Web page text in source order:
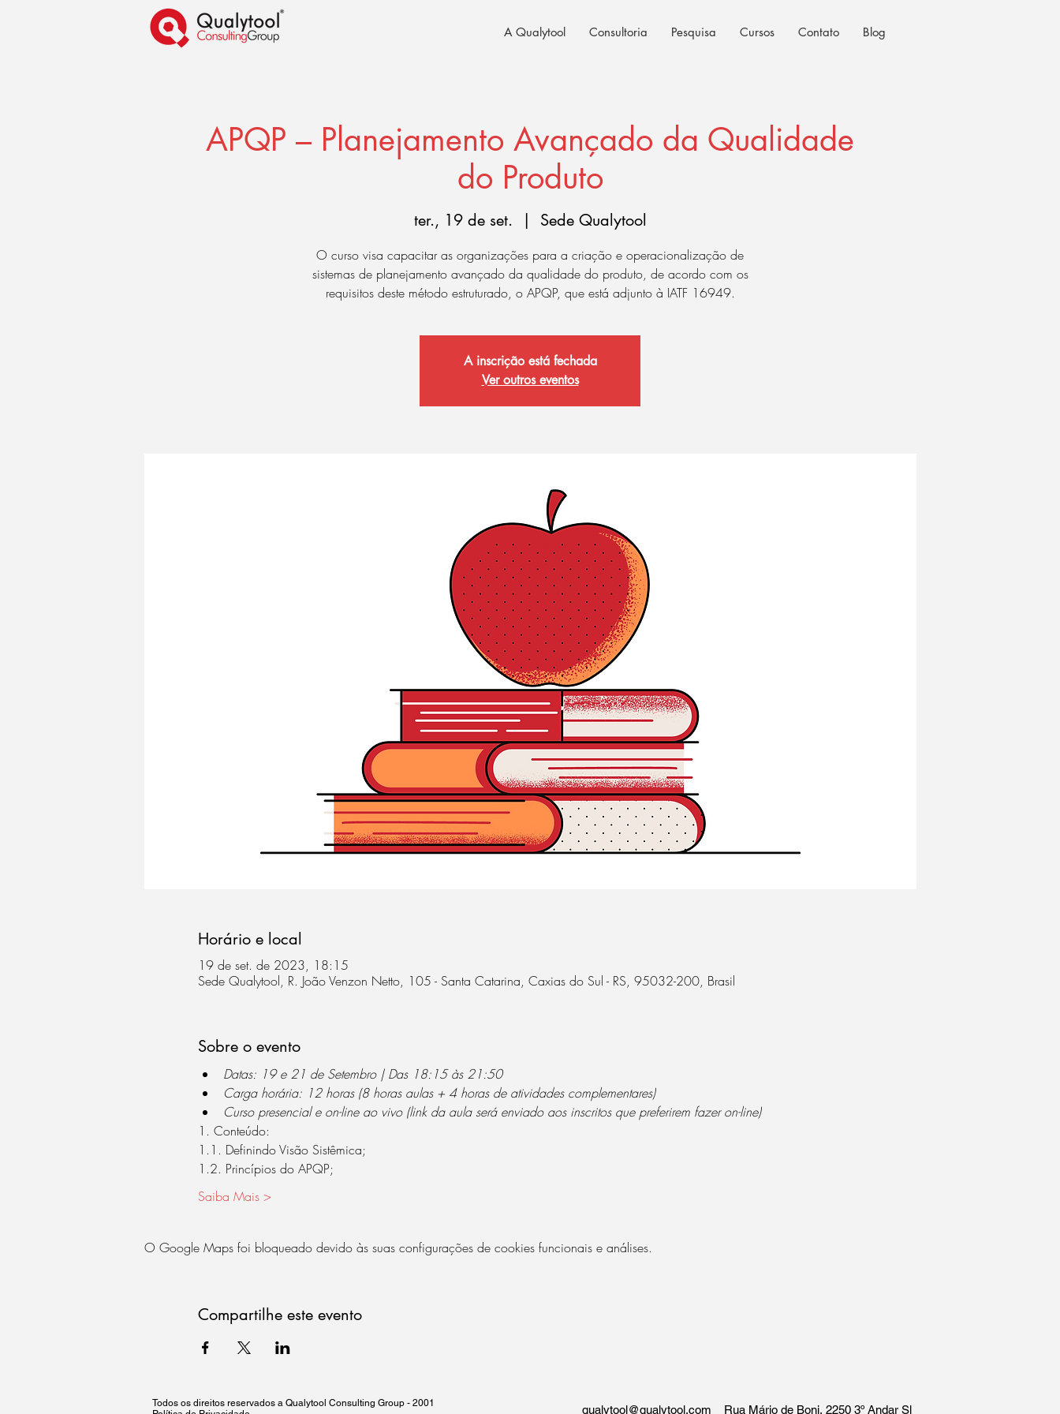
A Qualytool Consultoria Pesquisa Cursos Contato Blog
APQP – Planejamento Avançado da Qualidade
do Produto
ter., 19 de set.
  |
Sede Qualytool
O curso visa capacitar as organizações para a criação e operacionalização de
sistemas de planejamento avançado da qualidade do produto, de acordo com os
requisitos deste método estruturado, o APQP, que está adjunto à IATF 16949.
A inscrição está fechada
Ver outros eventos
Horário e local
19 de set. de 2023, 18:15
Sede Qualytool, R. João Venzon Netto, 105 - Santa Catarina, Caxias do Sul - RS, 95032-200, Brasil
Sobre o evento
Datas: 19 e 21 de Setembro | Das 18:15 às 21:50
Carga horária: 12 horas (8 horas aulas + 4 horas de atividades complementares)
Curso presencial e on-line ao vivo (link da aula será enviado aos inscritos que preferirem fazer on-line)
1. Conteúdo:
1.1. Definindo Visão Sistêmica;
1.2. Princípios do APQP;
Saiba Mais >
O Google Maps foi bloqueado devido às suas configurações de cookies funcionais e análises.
Compartilhe este evento
Todos os direitos reservados a Qualytool Consulting Group - 2001
qualytool@qualytool.com Rua Mário de Boni, 2250 3º Andar Sl